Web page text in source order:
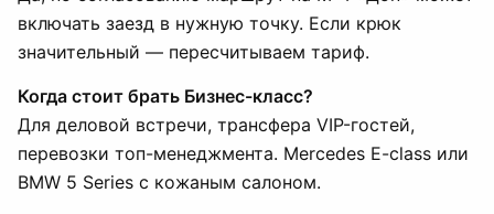
включать заезд в нужную точку. Если крюк
значительный — пересчитываем тариф.
Когда стоит брать Бизнес-класс?
Для деловой встречи, трансфера VIP-гостей,
перевозки топ-менеджмента. Mercedes E-class или
BMW 5 Series с кожаным салоном.